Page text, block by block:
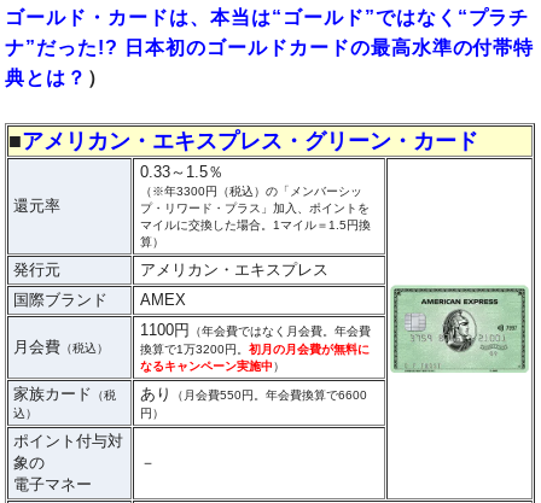
ゴールド・カードは、本当は“ゴールド”ではなく“プラチ
ナ”だった!? 日本初のゴールドカードの最高水準の付帯特
典とは？ ）
■アメリカン・エキスプレス・グリーン・カード
還元率
0.33～1.5％
（※年3300円（税込）の「メンバーシッ
プ・リワード・プラス」加入、ポイントを
マイルに交換した場合。1マイル＝1.5円換
算）
発行元
アメリカン・エキスプレス
国際ブランド
AMEX
月会費 （税込）
1100円
（年会費ではなく月会費。年会費
換算で1万3200円。初月の月会費が無料に
なるキャンペーン実施中）
家族カード
（税
込）
あり
（月会費550円。年会費換算で6600
円）
ポイント付与対
象の
電子マネー
－